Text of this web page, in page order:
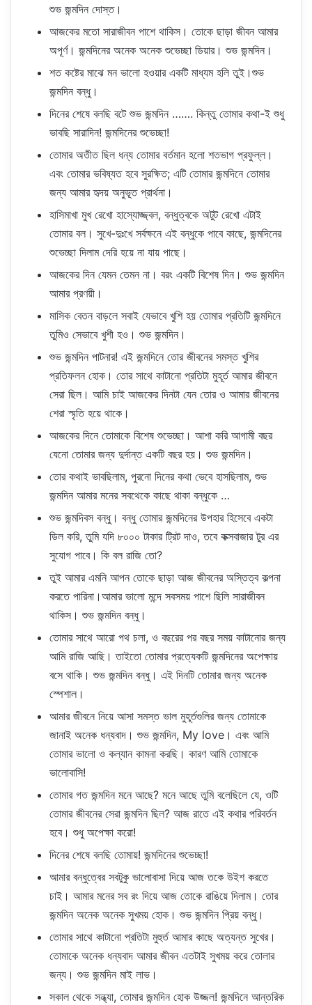
শুভ জন্মদিন দোস্ত।
আজকের মতো সারাজীবন পাশে থাকিস। তোকে ছাড়া জীবন আমার
অপূর্ণ। জন্মদিনের অনেক অনেক শুভেচ্ছা ডিয়ার। শুভ জন্মদিন।
শত কষ্টের মাঝে মন ভালো হওয়ার একটি মাধ্যম হলি তুই।শুভ
জন্মদিন বন্ধু।
দিনের শেষে বলছি বটে শুভ জন্মদিন ……. কিন্তু তোমার কথা-ই শুধু
ভাবছি সারাদিন! জন্মদিনের শুভেচ্ছা!
তোমার অতীত ছিল ধন্য তোমার বর্তমান হলো শতভাগ প্রফুল্ল।
এবং তোমার ভবিষ্যত হবে সুরক্ষিত; এটি তোমার জন্মদিনে তোমার
জন্য আমার হৃদয় অনুভূত প্রার্থনা।
হাসিমাখা মুখ রেখো হাস্যোজ্জ্বল, বন্ধুত্বকে অটুট রেখো এটাই
তোমার বল। সুখে-দুঃখে সর্বক্ষনে এই বন্ধুকে পাবে কাছে, জন্মদিনের
শুভেচ্ছা দিলাম দেরি হয়ে না যায় পাছে।
আজকের দিন যেমন তেমন না। বরং একটি বিশেষ দিন। শুভ জন্মদিন
আমার প্রণয়ী।
মাসিক বেতন বাড়লে সবাই যেভাবে খুশি হয় তোমার প্রতিটি জন্মদিনে
তুমিও সেভাবে খুশী হও। শুভ জন্মদিন।
শুভ জন্মদিন পাটনার! এই জন্মদিনে তোর জীবনের সমস্ত খুশির
প্রতিফলন হোক। তোর সাথে কাটানো প্রতিটা মুহূর্ত আমার জীবনে
সেরা ছিল। আমি চাই আজকের দিনটা যেন তোর ও আমার জীবনের
শেরা স্মৃতি হয়ে থাকে।
আজকের দিনে তোমাকে বিশেষ শুভেচ্ছা। আশা করি আগামী বছর
যেনো তোমার জন্য দুর্দান্ত একটি বছর হয়। শুভ জন্মদিন।
তোর কথাই ভাবছিলাম, পুরনো দিনের কথা ভেবে হাসছিলাম, শুভ
জন্মদিন আমার মনের সবথেকে কাছে থাকা বন্ধুকে …
শুভ জন্মদিবস বন্ধু। বন্ধু তোমার জন্মদিনের উপহার হিসেবে একটা
ডিল করি, তুমি যদি ৮০০০ টাকার ট্রিট দাও, তবে কক্সবাজার টুর এর
সুযোগ পাবে। কি বল রাজি তো?
তুই আমার এমনি আপন তোকে ছাড়া আজ জীবনের অস্তিত্ব কল্পনা
করতে পারিনা।আমার ভালো মন্দে সবসময় পাশে ছিলি সারাজীবন
থাকিস। শুভ জন্মদিন বন্ধু।
তোমার সাথে আরো পথ চলা, ও বছরের পর বছর সময় কাটানোর জন্য
আমি রাজি আছি। তাইতো তোমার প্রত্যেকটি জন্মদিনের অপেক্ষায়
বসে থাকি। শুভ জন্মদিন বন্ধু। এই দিনটি তোমার জন্য অনেক
স্পেশাল।
আমার জীবনে নিয়ে আসা সমস্ত ভাল মুহূর্তগুলির জন্য তোমাকে
জানাই অনেক ধন্যবাদ। শুভ জন্মদিন, My love। এবং আমি
তোমার ভালো ও কল্যান কামনা করছি। কারণ আমি তোমাকে
ভালোবাসি!
তোমার গত জন্মদিন মনে আছে? মনে আছে তুমি বলেছিলে যে, ওটি
তোমার জীবনের সেরা জন্মদিন ছিল? আজ রাতে এই কথার পরিবর্তন
হবে। শুধু অপেক্ষা করো!
দিনের শেষে বলছি তোমায়! জন্মদিনের শুভেচ্ছা!
আমার বন্ধুত্বের সবটুকু ভালোবাসা দিয়ে আজ তকে উইশ করতে
চাই। আমার মনের সব রং দিয়ে আজ তোকে রাঙিয়ে দিলাম। তোর
জন্মদিন অনেক অনেক সুখময় হোক। শুভ জন্মদিন প্রিয় বন্ধু।
তোমার সাথে কাটানো প্রতিটা মুহুর্ত আমার কাছে অত্যন্ত সুখের।
তোমাকে অনেক ধন্যবাদ আমার জীবন এতটাই সুখময় করে তোলার
জন্য। শুভ জন্মদিন মাই লাভ।
সকাল থেকে সন্ধ্যা, তোমার জন্মদিন হোক উজ্জল! জন্মদিনে আন্তরিক